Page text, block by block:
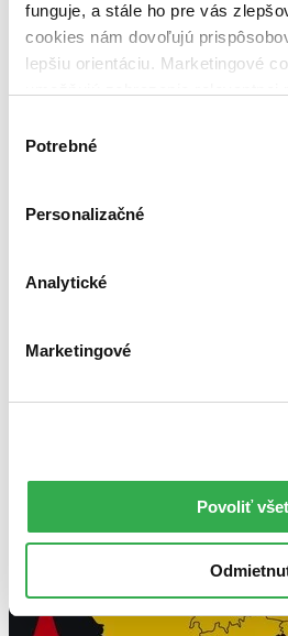
funguje, a stále ho pre vás
cookies nám dovoľujú
lepšiu orientáciu. Marketingové
keby sme mohli používať všetky
súhlasu
Potrebné
Personalizačné
Analytické
Marketingové
Povoliť